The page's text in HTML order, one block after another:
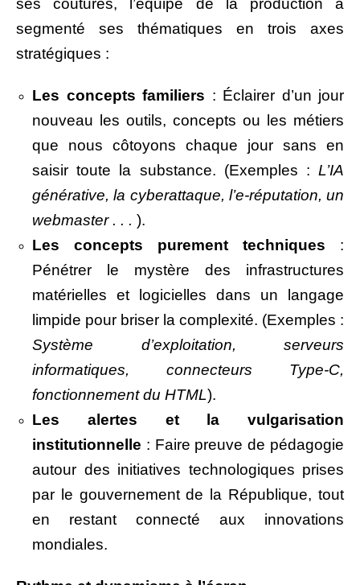
ses coutures, l’équipe de la production a
segmenté ses thématiques en trois axes
stratégiques :
Les concepts familiers : Éclairer d’un jour
nouveau les outils, concepts ou les métiers
que nous côtoyons chaque jour sans en
saisir toute la substance. (Exemples : L’IA
générative, la cyberattaque, l’e-réputation, un
webmaster . . . ).
Les concepts purement techniques :
Pénétrer le mystère des infrastructures
matérielles et logicielles dans un langage
limpide pour briser la complexité. (Exemples :
Système d’exploitation, serveurs
informatiques, connecteurs Type-C,
fonctionnement du HTML).
Les alertes et la vulgarisation
institutionnelle : Faire preuve de pédagogie
autour des initiatives technologiques prises
par le gouvernement de la République, tout
en restant connecté aux innovations
mondiales.